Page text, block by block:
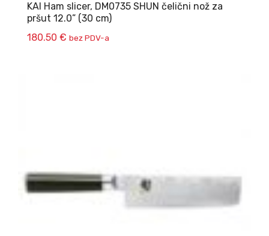
KAI Ham slicer, DM0735 SHUN čelični nož za
pršut 12.0” (30 cm)
180.50 € bez PDV-a